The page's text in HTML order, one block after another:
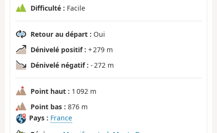
Difficulté : Facile
Retour au départ : Oui
Dénivelé positif : + 279 m
Dénivelé négatif : - 272 m
Point haut : 1 092 m
Point bas : 876 m
Pays : France